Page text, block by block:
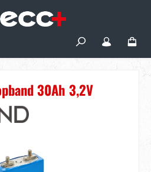
30Ah 3,2V